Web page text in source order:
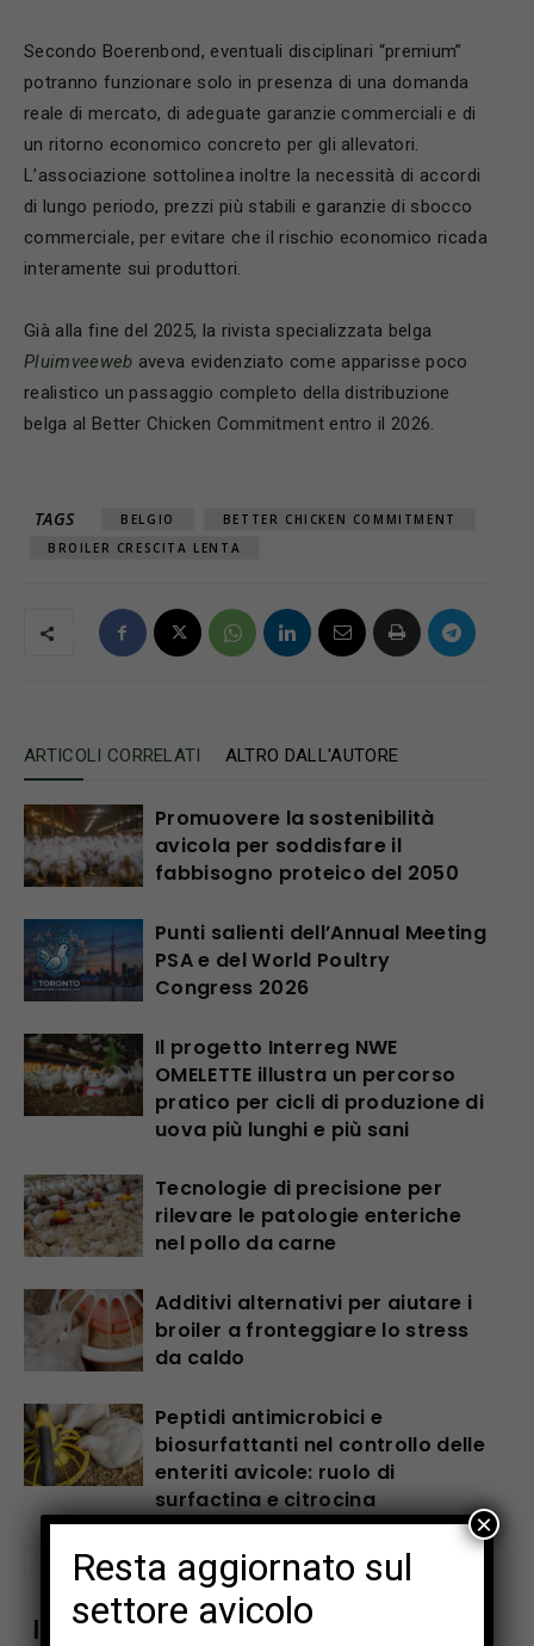
Secondo Boerenbond, eventuali disciplinari “premium”
potranno funzionare solo in presenza di una domanda
reale di mercato, di adeguate garanzie commerciali e di
un ritorno economico concreto per gli allevatori.
L’associazione sottolinea inoltre la necessità di accordi
di lungo periodo, prezzi più stabili e garanzie di sbocco
commerciale, per evitare che il rischio economico ricada
interamente sui produttori.
Già alla fine del 2025, la rivista specializzata belga
Pluimveeweb aveva evidenziato come apparisse poco
realistico un passaggio completo della distribuzione
belga al Better Chicken Commitment entro il 2026.
TAGS BELGIO
BETTER CHICKEN COMMITMENT
BROILER CRESCITA LENTA
ARTICOLI CORRELATI ALTRO DALL'AUTORE
Promuovere la sostenibilità
avicola per soddisfare il
fabbisogno proteico del 2050
Punti salienti dell’Annual Meeting
PSA e del World Poultry
Congress 2026
Il progetto Interreg NWE
OMELETTE illustra un percorso
pratico per cicli di produzione di
uova più lunghi e più sani
Tecnologie di precisione per
rilevare le patologie enteriche
nel pollo da carne
Additivi alternativi per aiutare i
broiler a fronteggiare lo stress
da caldo
Peptidi antimicrobici e
biosurfattanti nel controllo delle
enteriti avicole: ruolo di
surfactina e citrocina
Iscriviti alla newsletter di Zootecnica
Resta aggiornato sul
settore avicolo
×